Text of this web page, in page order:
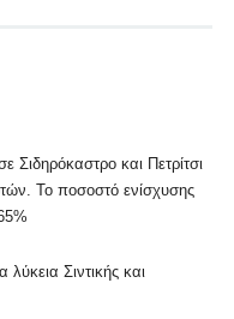
και Πετρίτσι
Το ποσοστό ενίσχυσης
Σιντικής και